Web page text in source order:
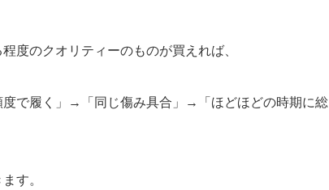
度のクオリティーのものが買えれば、
度で履く」→「同じ傷み具合」→「ほどほどの時期に総
す。